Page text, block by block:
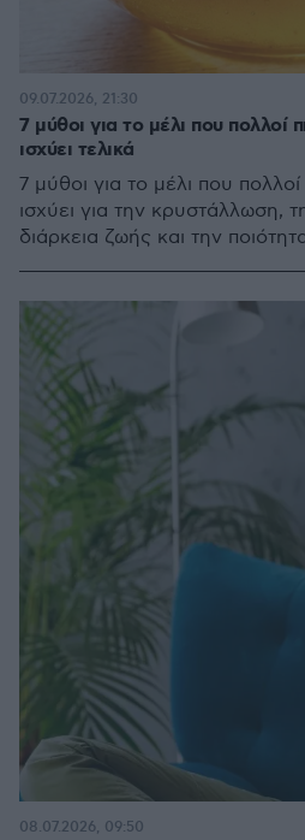
7 μύθοι για το μέλι που πολλοί
ισχύει τελικά
7 μύθοι για το μέλι που
ισχύει για την κρυστάλλωση,
διάρκεια ζωής και την
09.07.2026, 21:30
08.07.2026, 09:50